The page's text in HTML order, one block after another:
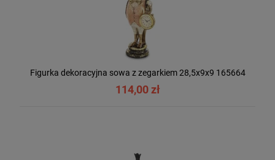
Figurka dekoracyjna sowa z zegarkiem 28,5x9x9 165664
114,00 zł